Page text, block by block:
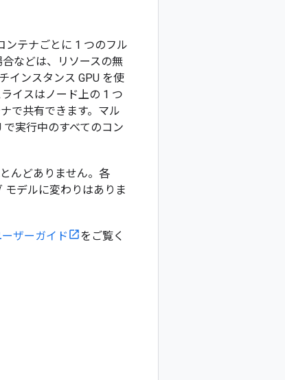
ンテナごとに 1 つのフル
などは、リソースの無
インスタンス GPU を使
イスはノード上の 1 つ
で共有できます。マル
実行中のすべてのコン
んどありません。各
モデルに変わりはありま
ザーガイド
をご覧く